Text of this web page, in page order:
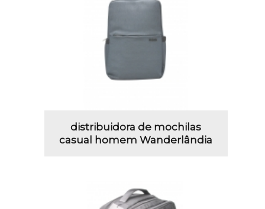
distribuidora de mochilas
casual homem Wanderlândia